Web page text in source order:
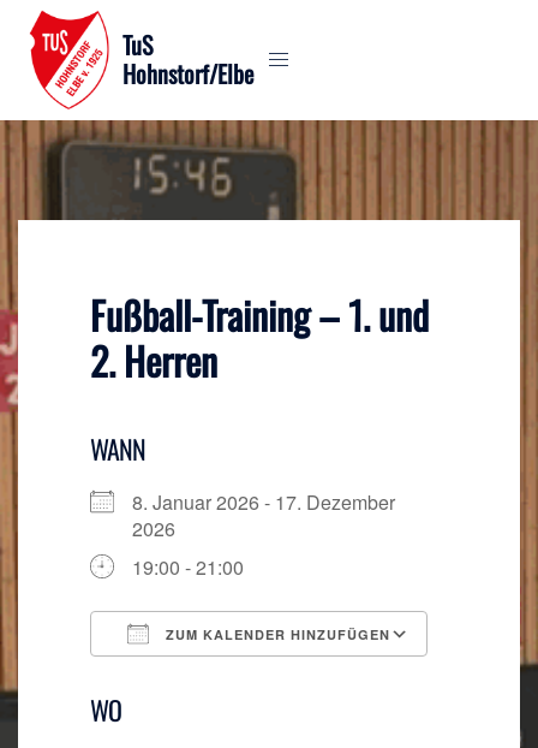
Zum
Inhalt
springen
TuS
Hohnstorf/Elbe
Fußball-Training – 1. und
2. Herren
WANN
8. Januar 2026 - 17. Dezember
2026
19:00 - 21:00
ZUM KALENDER HINZUFÜGEN
WO